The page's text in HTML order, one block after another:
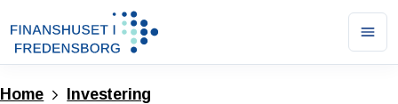
Home
Investering